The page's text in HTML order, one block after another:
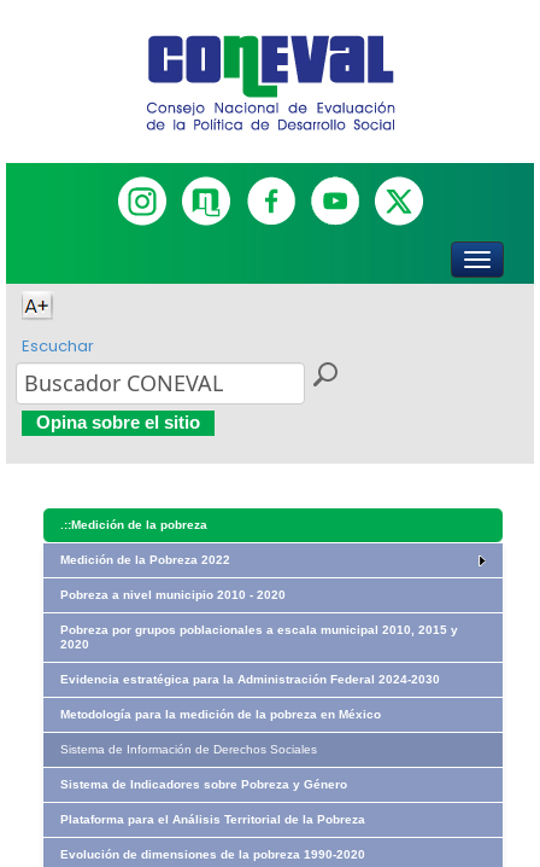
Escuchar
Opina sobre el sitio
.::Medición de la pobreza
Medición de la Pobreza 2022
Pobreza a nivel municipio 2010 - 2020
Pobreza por grupos poblacionales a escala municipal 2010, 2015 y
2020
Evidencia estratégica para la Administración Federal 2024-2030
Metodología para la medición de la pobreza en México
Sistema de Información de Derechos Sociales
Sistema de Indicadores sobre Pobreza y Género
Plataforma para el Análisis Territorial de la Pobreza
Evolución de dimensiones de la pobreza 1990-2020